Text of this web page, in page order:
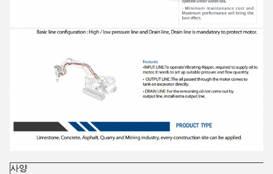
사양